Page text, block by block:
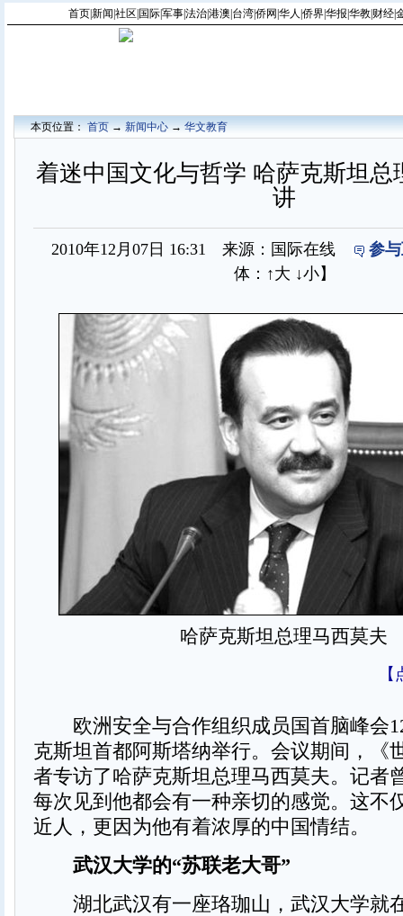
首页|新闻 社区 国际|军事|法治|港澳 台湾|侨网 华人 侨界|华报 华教| 财经|
本页位置：首页→新闻中心→华文教育
着迷中国文化与哲学 哈萨克斯坦总
讲
2010年12月07日 16:31 来源：国际在线
参
体： ↑大 ↓小】
哈萨克斯坦总理马西莫夫
欧洲安全与合作组织成员国首脑峰会
克斯坦首都阿斯塔纳举行。会议期间，《
者专访了哈萨克斯坦总理马西莫夫。记者
每次见到他都会有一种亲切的感觉。这不
近人，更因为他有着浓厚的中国情结。
武汉大学的“苏联老大哥”
湖北武汉有一座珞珈山，武汉大学就